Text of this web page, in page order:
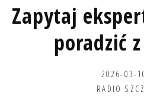
Zapytaj
poradzić
2026-03-
RADIO